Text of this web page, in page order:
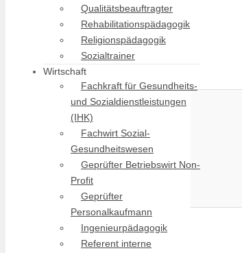
Qualitätsbeauftragter
Rehabilitationspädagogik
Religionspädagogik
Sozialtrainer
Wirtschaft
Fachkraft für Gesundheits-
und Sozialdienstleistungen
(IHK)
Fachwirt Sozial-
Gesundheitswesen
Geprüfter Betriebswirt Non-
Profit
Geprüfter
Personalkaufmann
Ingenieurpädagogik
Referent interne